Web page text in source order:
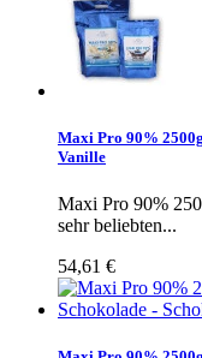
Maxi Pro 90%
Vanille
Maxi Pro 90%
sehr beliebten...
54,61 €